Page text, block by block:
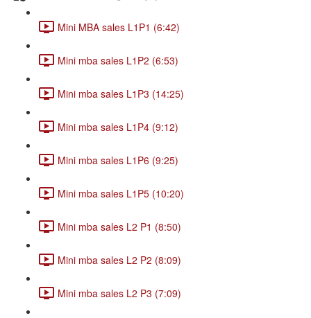
Mini MBA sales L1P1 (6:42)
Mini mba sales L1P2 (6:53)
Mini mba sales L1P3 (14:25)
Mini mba sales L1P4 (9:12)
Mini mba sales L1P6 (9:25)
Mini mba sales L1P5 (10:20)
Mini mba sales L2 P1 (8:50)
Mini mba sales L2 P2 (8:09)
Mini mba sales L2 P3 (7:09)